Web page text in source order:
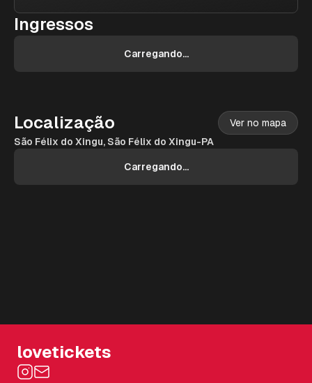
Ingressos
Carregando...
Localização
Ver no mapa
São Félix do Xingu, São Félix do Xingu-PA
Carregando...
lovetickets